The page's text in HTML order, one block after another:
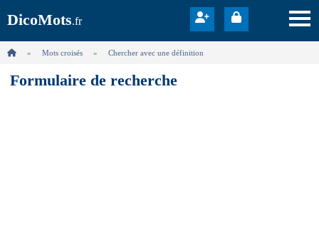
DicoMots.fr
Mots croisés Chercher avec une définition
Formulaire de recherche